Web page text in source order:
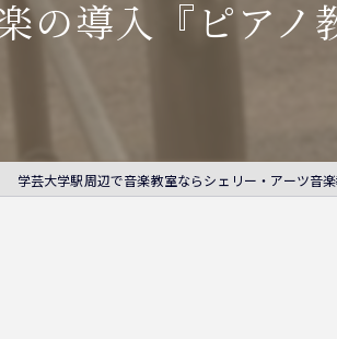
作曲
の導入『ピアノ
学芸大学駅周辺で音楽教室ならシェリー・アーツ音